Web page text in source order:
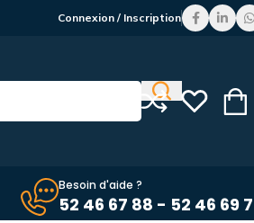
Connexion / Inscription
Besoin d'aide ?
52 46 67 88 - 52 46 69